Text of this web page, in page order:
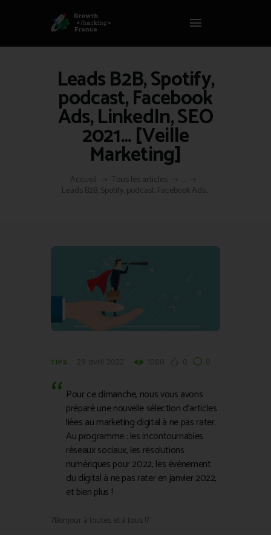
Leads B2B, Spotify,
podcast, Facebook
Ads, LinkedIn, SEO
2021… [Veille
Marketing]
Accueil Tous les articles
Leads B2B, Spotify, podcast, Facebook Ads...
GROWTH HACKING FRANCE
ACCUEIL
HACKS
VOUS ÊTES ?
RESSOURCES
L’AGENCE
ÉTHIQUE
CONTACT
TIPS
Pour ce dimanche, nous vous avons
préparé une nouvelle sélection d’articles
liées au marketing digital à ne pas rater.
Au programme : les incontournables
réseaux sociaux, les résolutions
numériques pour 2022, les événement
du digital à ne pas rater en janvier 2022,
et bien plus !
?Bonjour à toutes et à tous !?